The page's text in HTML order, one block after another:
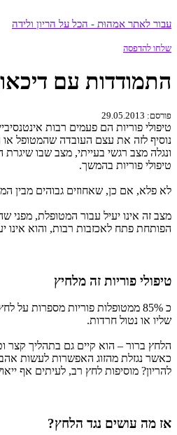
עבור לאתר אמהוּת - הכל על הריון ולידה
שלחו להדפסה
התמודדות עם
פורסם: 29.05.2013
טיפולי פוריות הם פעמים רבות
נוסיף לזה את עצם העובדה שהמטופל או
ונגלה מצב רגשי בעייתי, מצב שבו
טיפולי פוריות בהמשך.
לא פלא, אם כן, שאחוזים גבוהים מבין
מצב זה אינו יעיל עבור המטופלת, מפני
הפותחת פתח לאכזבות רבות, והוא אינו
טיפולי פוריות זה מלחיץ
כ 85% ממטופלות פוריות מספרות על לחץ, חרדה ועצב המורגשים בחייהם במהלך טיפולי הפוריות. רק מיעוט של מטופלות הפוריות (ואולי רובן מטופלות בעלות ניסיון ואינן ממתינות לילדן הראשון) מדווחות על
שליו או נטול חרדות.
הלחץ ברור – הוא קיים גם בתהליך קצר
כאשר נגזלת מהזוג האפשרות לעשות
להריון? מוסיפות לחץ רב, לעיתים אף
אז מה עושים נגד הלחץ?